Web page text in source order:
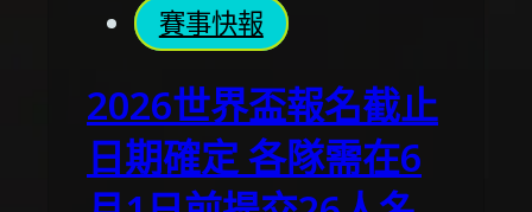
賽事快報
2026世界盃報名截止
日期確定 各隊需在6